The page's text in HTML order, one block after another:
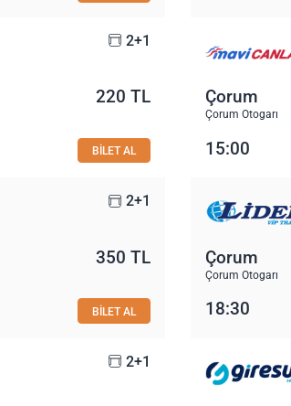
2+1
220 TL
BİLET AL
Çorum
Çorum Otogarı
15:00
2+1
350 TL
BİLET AL
Çorum
Çorum Otogarı
18:30
2+1